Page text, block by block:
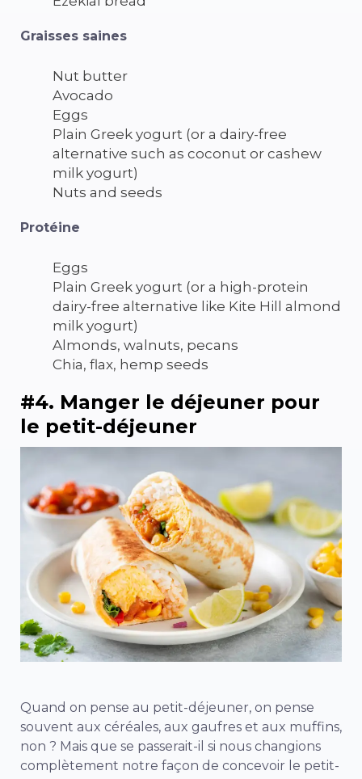
Graisses saines
Nut butter
Avocado
Eggs
Plain Greek yogurt (or a dairy-free
alternative such as coconut or cashew
milk yogurt)
Nuts and seeds
Protéine
Eggs
Plain Greek yogurt (or a high-protein
dairy-free alternative like Kite Hill almond
milk yogurt)
Almonds, walnuts, pecans
Chia, flax, hemp seeds
#4. Manger le déjeuner pour
le petit-déjeuner
Quand on pense au petit-déjeuner, on pense
souvent aux céréales, aux gaufres et aux muffins,
non ? Mais que se passerait-il si nous changions
complètement notre façon de concevoir le petit-